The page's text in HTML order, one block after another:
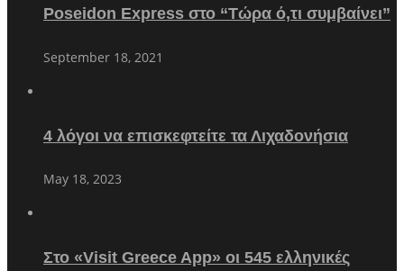
Poseidon Express στο “Τώρα ό,τι συμβαίνει”
September 18, 2021
4 λόγοι να επισκεφτείτε τα Λιχαδονήσια
May 18, 2023
Στο «Visit Greece App» οι 545 ελληνικές